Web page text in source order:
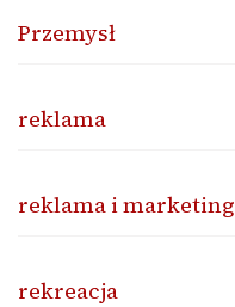
Przemysł
reklama
reklama i marketing
rekreacja